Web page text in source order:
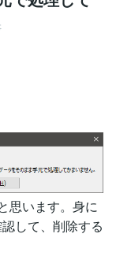
思います。身に
して、削除する